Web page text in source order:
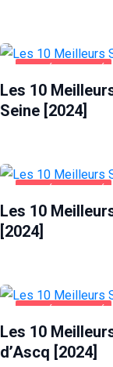
SANTÉ ET BEAUTÉ
Les 10
Seine [2024]
SANTÉ ET BEAUTÉ
Les 10
[2024]
SANTÉ ET BEAUTÉ
Les 10
d’Ascq [2024]